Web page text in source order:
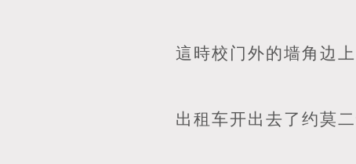
這時校门外的墙角边
出租车开出去了约莫